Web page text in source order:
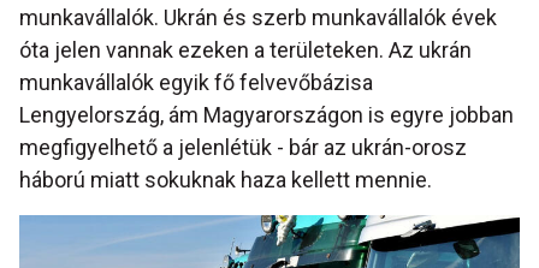
munkavállalók. Ukrán és szerb munkavállalók évek
óta jelen vannak ezeken a területeken. Az ukrán
munkavállalók egyik fő felvevőbázisa
Lengyelország, ám Magyarországon is egyre jobban
megfigyelhető a jelenlétük - bár az ukrán-orosz
háború miatt sokuknak haza kellett mennie.